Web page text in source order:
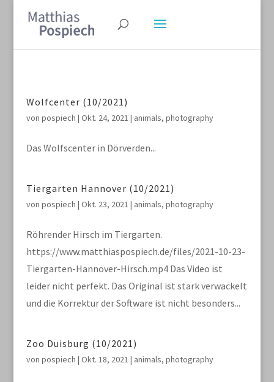
Wolfcenter (10/2021)
von pospiech | Okt. 24, 2021 | animals, photography
Das Wolfscenter in Dörverden...
Tiergarten Hannover (10/2021)
von pospiech | Okt. 23, 2021 | animals, photography
Röhrender Hirsch im Tiergarten.
https://www.matthiaspospiech.de/files/2021-10-23-
Tiergarten-Hannover-Hirsch.mp4 Das Video ist
leider nicht perfekt. Das Original ist stark verwackelt
und die Korrektur der Software ist nicht besonders...
Zoo Duisburg (10/2021)
von pospiech | Okt. 18, 2021 | animals, photography